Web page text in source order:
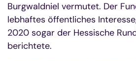
Burgwaldniel vermutet. Der
lebhaftes öffentliches
2020 sogar der Hessische
berichtete.